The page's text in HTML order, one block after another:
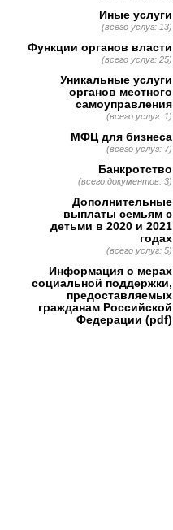
Иные услуги
(всего услуг: 13)
Функции органов власти
(всего услуг: 25)
Уникальные услуги
органов местного
самоуправления
(всего услуг: 1)
МФЦ для бизнеса
(всего услуг: 7)
Банкротство
(всего документов: 3)
Дополнительные
выплаты семьям с
детьми в 2020 и 2021
годах
(всего услуг: 5)
Информация о мерах
социальной поддержки,
предоставляемых
гражданам Российской
Федерации (pdf)